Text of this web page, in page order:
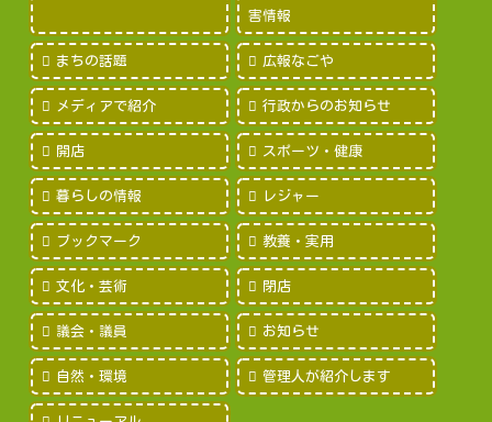
害情報
まちの話題 広報なごや
メディアで紹介 行政からのお知らせ
開店 スポーツ・健康
暮らしの情報 レジャー
ブックマーク 教養・実用
文化・芸術 閉店
議会・議員 お知らせ
自然・環境 管理人が紹介します